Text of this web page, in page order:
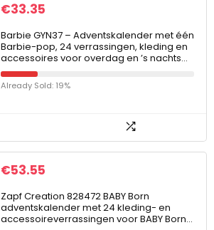
€33.35
Barbie GYN37 – Adventskalender met één
Barbie-pop, 24 verrassingen, kleding en
accessoires voor overdag en ’s nachts…
Already Sold: 19%
€53.55
Zapf Creation 828472 BABY Born
adventskalender met 24 kleding- en
accessoireverrassingen voor BABY Born…